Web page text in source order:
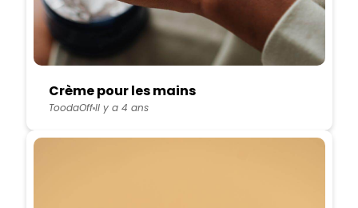
Crème pour les mains
ToodaOffIl y a 4 ans